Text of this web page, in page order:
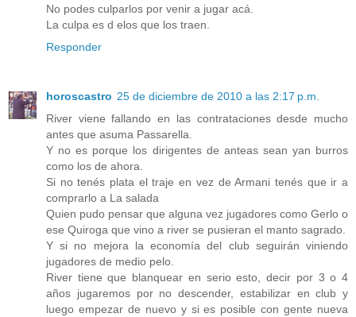
No podes culparlos por venir a jugar acá.
La culpa es d elos que los traen.
Responder
horoscastro 25 de diciembre de 2010 a las 2:17 p.m.
River viene fallando en las contrataciones desde mucho
antes que asuma Passarella.
Y no es porque los dirigentes de anteas sean yan burros
como los de ahora.
Si no tenés plata el traje en vez de Armani tenés que ir a
comprarlo a La salada
Quien pudo pensar que alguna vez jugadores como Gerlo o
ese Quiroga que vino a river se pusieran el manto sagrado.
Y si no mejora la economía del club seguirán viniendo
jugadores de medio pelo.
River tiene que blanquear en serio esto, decir por 3 o 4
años jugaremos por no descender, estabilizar en club y
luego empezar de nuevo y si es posible con gente nueva